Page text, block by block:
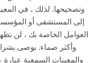
وتصحيحها. لذلك ، في
إلى المستشفى أو المؤسسة
العوامل الخاصة بك ، لن
وأكثر صماء. يوصى